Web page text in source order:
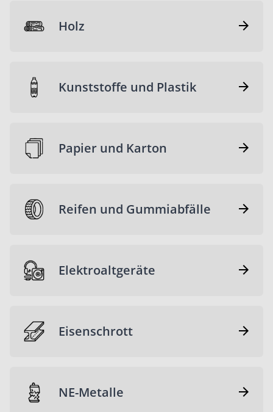
Holz
Kunststoffe und Plastik
Papier und Karton
Reifen und Gummiabfälle
Elektroaltgeräte
Eisenschrott
NE-Metalle